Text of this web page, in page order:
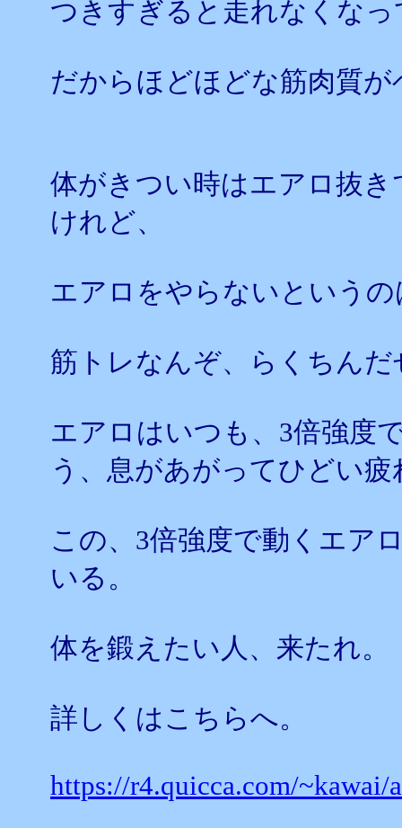
つきすぎると走れなくな
だからほどほどな筋肉質が
体がきつい時はエアロ抜
けれど、
エアロをやらないという
筋トレなんぞ、らくちん
エアロはいつも、3倍強度
う、息があがってひどい
この、3倍強度で動くエア
いる。
体を鍛えたい人、来たれ。
詳しくはこちらへ。
https://r4.quicca.com/~kawai/